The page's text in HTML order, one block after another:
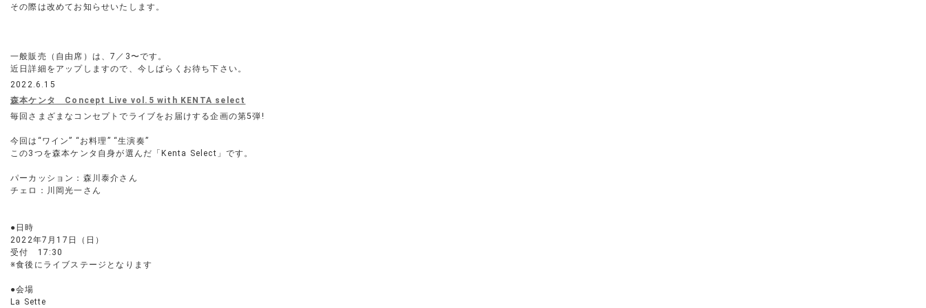
その際は改めてお知らせいたします。
一般販売（自由席）は、7／3〜です。
近日詳細をアップしますので、今しばらくお待ち下さい。
2022.6.15
森本ケンタ Concept Live vol.5 with KENTA select
毎回さまざまなコンセプトでライブをお届けする企画の第5弾!
今回は“ワイン” “お料理” “生演奏”
この3つを森本ケンタ自身が選んだ「Kenta Select」です。
パーカッション：森川泰介さん
チェロ：川岡光一さん
●日時
2022年7月17日（日）
受付 17:30
※食後にライブステージとなります
●会場
La Sette